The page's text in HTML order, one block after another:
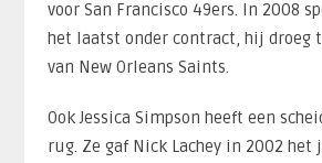
voor San Francisco 49ers. In 2008
het laatst onder contract, hij droeg
van New Orleans Saints.
Ook Jessica Simpson heeft een
rug. Ze gaf Nick Lachey in 2002 het